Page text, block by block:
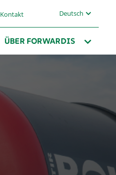
Kontakt Deutsch
ÜBER FORWARDIS